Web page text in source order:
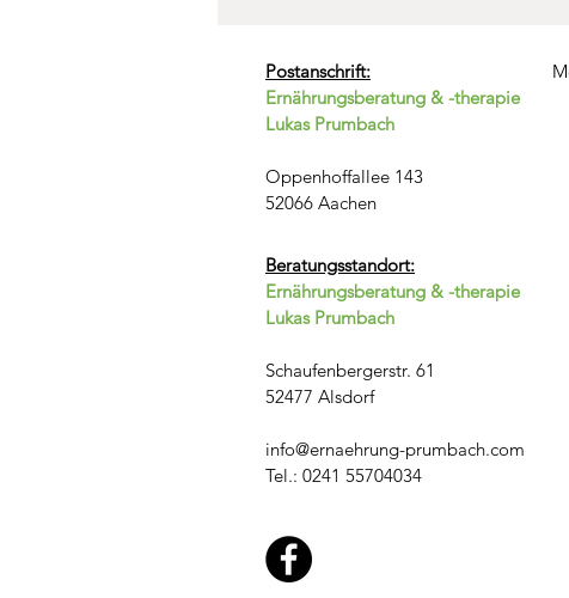
Postanschrift:
Ernährungsberatung & -therapie
Lukas Prumbach
Oppenhoffallee 143
52066 Aachen
Beratungsstandort:
Ernährungsberatung & -therapie
Lukas Prumbach
Schaufenbergerstr. 61
52477 Alsdorf
info@ernaehrung-prumbach.com
Tel.: 0241 55704034